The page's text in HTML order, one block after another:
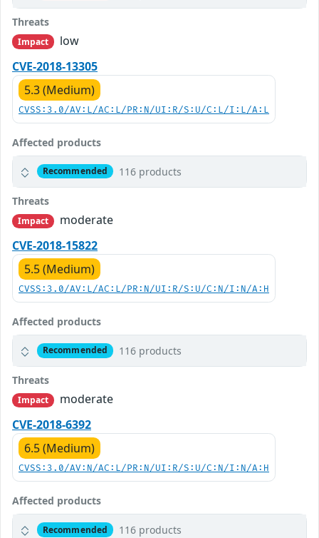
Threats
Impact
low
CVE-2018-13305
5.3 (Medium)
CVSS:3.0/AV:L/AC:L/PR:N/UI:R/S:U/C:L/I:L/A:L
Affected products
Recommended 116 products
Threats
Impact
moderate
CVE-2018-15822
5.5 (Medium)
CVSS:3.0/AV:L/AC:L/PR:N/UI:R/S:U/C:N/I:N/A:H
Affected products
Recommended 116 products
Threats
Impact
moderate
CVE-2018-6392
6.5 (Medium)
CVSS:3.0/AV:N/AC:L/PR:N/UI:R/S:U/C:N/I:N/A:H
Affected products
Recommended 116 products